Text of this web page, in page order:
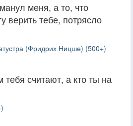
меня, а то, что
верить тебе, потрясло
(Фридрих Ницше) (500+)
тебя считают, а кто ты на